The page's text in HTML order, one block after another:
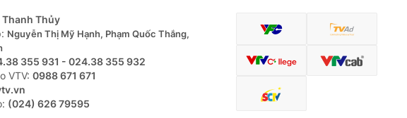
Thanh Thủy
Nguyễn Thị Mỹ Hạnh, Phạm Quốc Thắng,
355 931 - 024.38 355 932
VTV: 0988 671 671
(024) 626 79595